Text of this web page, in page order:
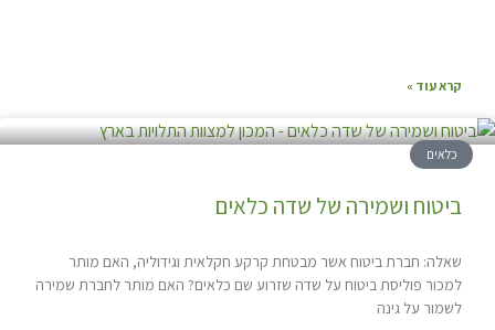
קרא עוד »
כלאים
ביטוח ושמירה של שדה כלאים
שאלה: חברת ביטוח אשר מבטחת קרקע חקלאית וגידוליה, האם מותר
למכור פוליסת ביטוח על שדה שזרוע שם כלאים? האם מותר לחברת שמירה
לשמור על גינה